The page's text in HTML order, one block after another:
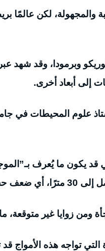
والمجهولة، لكن عالمًا
وبرمودا، وقد شهد
إلى أبعاد أخرى.
علوم المحيطات في
يكون ما يُعرف
العادية.
ومن زوايا غير متوقعة،
تواجه هذه الأمواج